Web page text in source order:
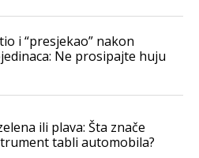
i “presjekao” nakon
Ne prosipajte huju
ili plava: Šta znače
tabli automobila?